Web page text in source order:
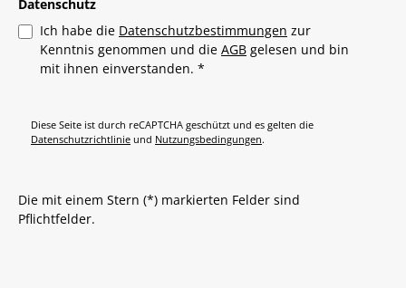
Datenschutz
Ich habe die Datenschutzbestimmungen zur
Kenntnis genommen und die AGB gelesen und bin
mit ihnen einverstanden. *
Diese Seite ist durch reCAPTCHA geschützt und es gelten die
Datenschutzrichtlinie und Nutzungsbedingungen.
Die mit einem Stern (*) markierten Felder sind
Pflichtfelder.